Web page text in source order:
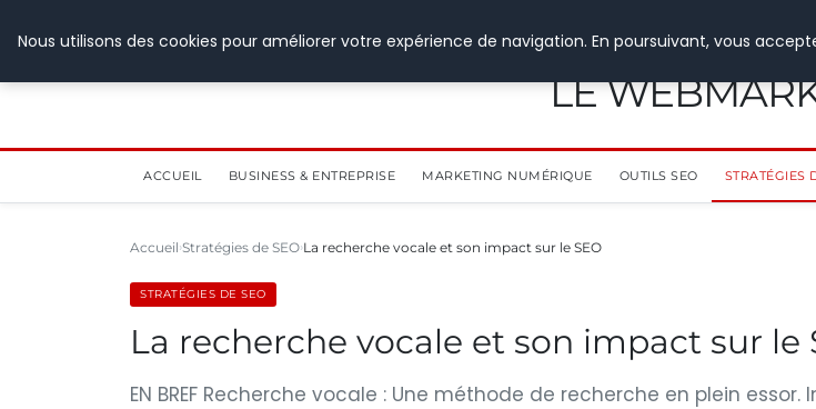
LE
ACCUEIL BUSINESS & ENTREPRISE MARKETING NUMÉRIQUE OUTILS SEO STRATÉGIES
Accueil Stratégies de SEO La recherche vocale et son impact sur le SEO
STRATÉGIES DE SEO
La recherche vocale et son impact sur le
EN BREF Recherche vocale : Une méthode de recherche en plein essor.
Nous utilisons des cookies pour améliorer votre expérience de navigation. En poursuivant, vous